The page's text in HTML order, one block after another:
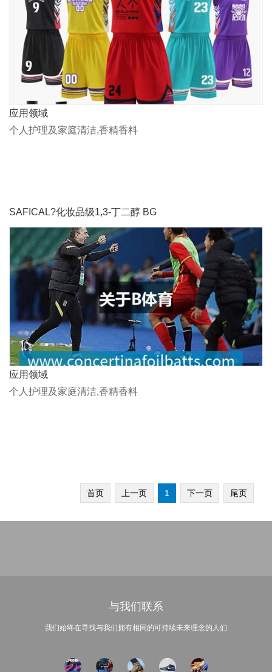
应用领域
个人护理及家庭清洁,香精香料
SAFICAL?化妆品级1,3-丁二醇 BG
应用领域
个人护理及家庭清洁,香精香料
首页 上一页 1 下一页 尾页
与我们联系
我们始终在寻找与我们拥有相同的可持续未来理念的人们